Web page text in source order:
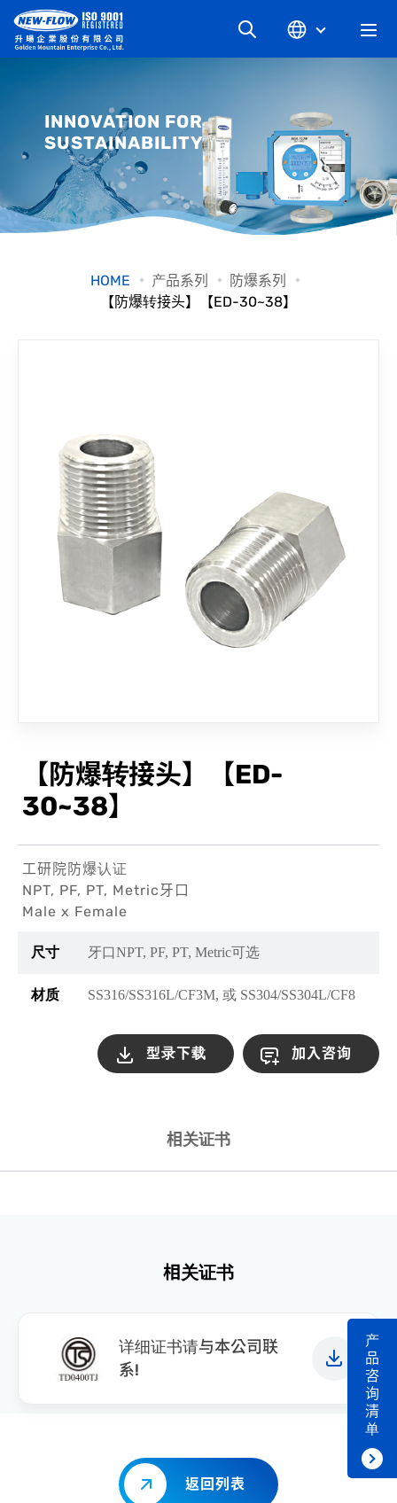
最新消息
知识文章
INNOVATION FOR
SUSTAINABILITY
HOME 产品系列
防爆系列
【防爆转接头】【ED-30~38】
【防爆转接头】【ED-
30~38】
工研院防爆认证
NPT, PF, PT, Metric牙口
Male x Female
尺寸 牙口NPT, PF, PT, Metric可选
材质 SS316/SS316L/CF3M, 或 SS304/SS304L/CF8
型录下载 加入咨询
相关证书
相关证书
详细证书请与本公司联
系!
返回列表
产
品
咨
询
清
单